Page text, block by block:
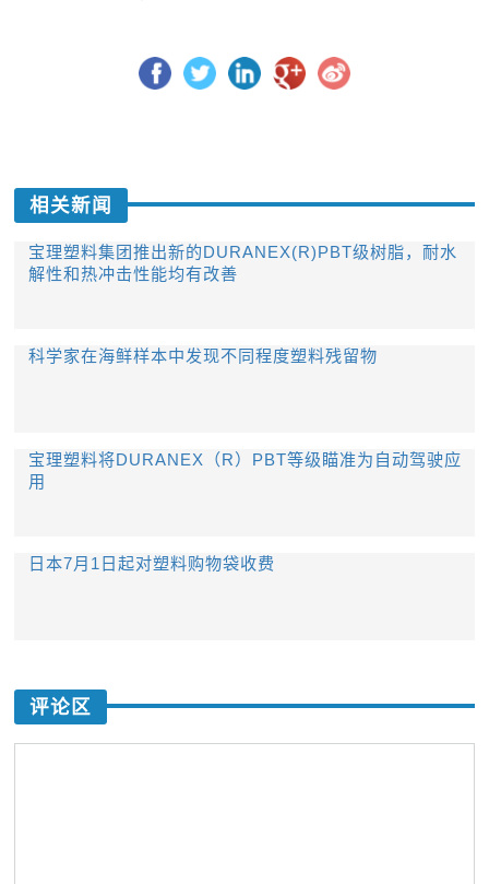
相关新闻
宝理塑料集团推出新的DURANEX(R)PBT级树脂，耐水
解性和热冲击性能均有改善
科学家在海鲜样本中发现不同程度塑料残留物
宝理塑料将DURANEX（R）PBT等级瞄准为自动驾驶应
用
日本7月1日起对塑料购物袋收费
评论区